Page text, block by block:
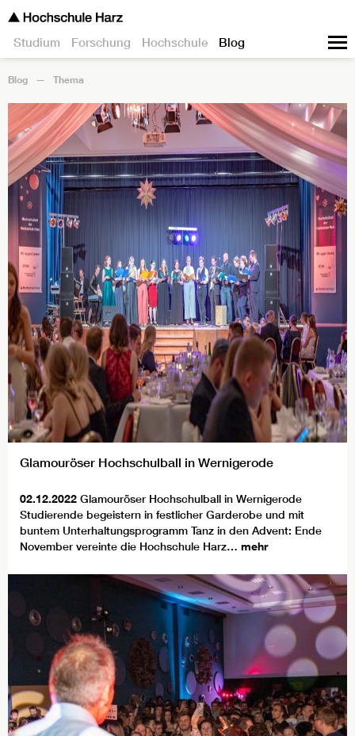
Studium Forschung Hochschule Blog
Blog Thema
Glamouröser Hochschulball in Wernigerode
02.12.2022 Glamouröser Hochschulball in Wernigerode
Studierende begeistern in festlicher Garderobe und mit
buntem Unterhaltungsprogramm Tanz in den Advent: Ende
November vereinte die Hochschule Harz… mehr